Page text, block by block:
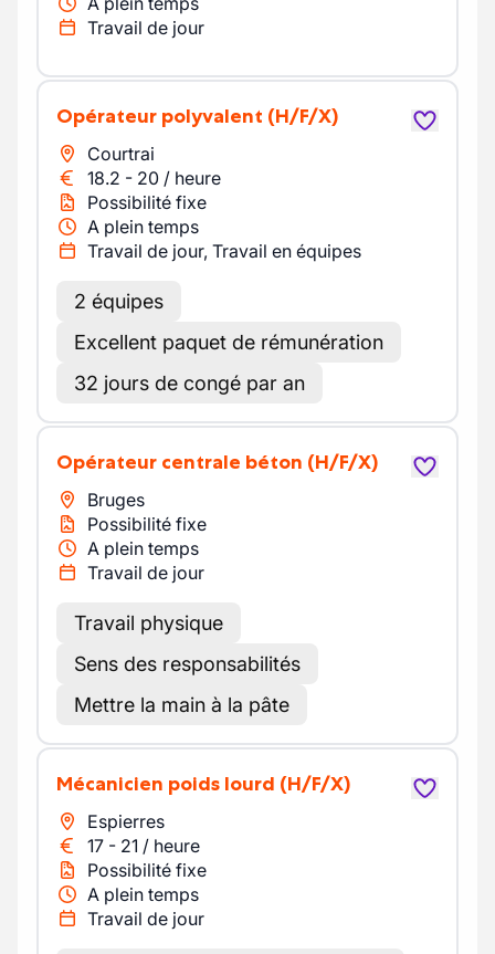
Travail de jour
Opérateur polyvalent (H/F/X)
Courtrai
18.2 - 20 / heure
Possibilité fixe
A plein temps
Travail de jour, Travail en équipes
2 équipes
Excellent paquet de rémunération
32 jours de congé par an
Opérateur centrale béton (H/F/X)
Bruges
Possibilité fixe
A plein temps
Travail de jour
Travail physique
Sens des responsabilités
Mettre la main à la pâte
Mécanicien poids lourd (H/F/X)
Espierres
17 - 21 / heure
Possibilité fixe
A plein temps
Travail de jour